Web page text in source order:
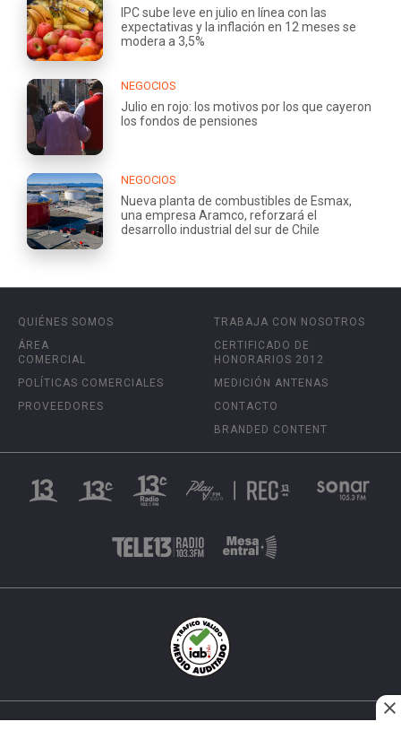
IPC sube leve en julio en línea con las
expectativas y la inflación en 12 meses se
modera a 3,5%
NEGOCIOS
Julio en rojo: los motivos por los que cayeron
los fondos de pensiones
NEGOCIOS
Nueva planta de combustibles de Esmax,
una empresa Aramco, reforzará el
desarrollo industrial del sur de Chile
QUIÉNES SOMOS
ÁREA
COMERCIAL
POLÍTICAS COMERCIALES
PROVEEDORES
TRABAJA CON NOSOTROS
CERTIFICADO DE
HONORARIOS 2012
MEDICIÓN ANTENAS
CONTACTO
BRANDED CONTENT